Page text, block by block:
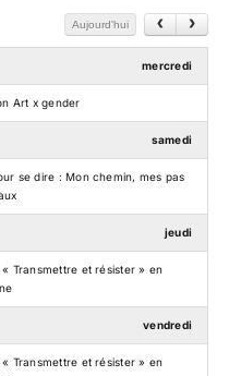
Aujourd'hui
mercredi
Art x gender
samedi
se dire : Mon chemin, mes pas
jeudi
« Transmettre et résister » en
vendredi
« Transmettre et résister » en